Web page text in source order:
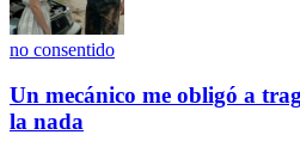
no consentido
Un mecánico me obligó a
la nada